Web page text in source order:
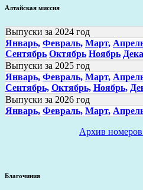
Алтайская миссия
Выпуски за 2024 год
Январь, Февраль, Март,
Сентябрь Октябрь Ноябрь
Выпуски за 2025 год
Январь, Февраль, Март,
Сентябрь, Октябрь, Ноябрь,
Выпуски за 2026 год
Январь, Февраль, Март,
Архив
Благочиния